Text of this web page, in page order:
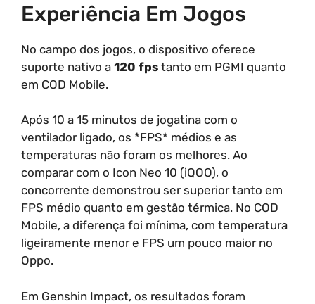
Experiência Em Jogos
No campo dos jogos, o dispositivo oferece
suporte nativo a 120 fps tanto em PGMI quanto
em COD Mobile.
Após 10 a 15 minutos de jogatina com o
ventilador ligado, os *FPS* médios e as
temperaturas não foram os melhores. Ao
comparar com o Icon Neo 10 (iQOO), o
concorrente demonstrou ser superior tanto em
FPS médio quanto em gestão térmica. No COD
Mobile, a diferença foi mínima, com temperatura
ligeiramente menor e FPS um pouco maior no
Oppo.
Em Genshin Impact, os resultados foram